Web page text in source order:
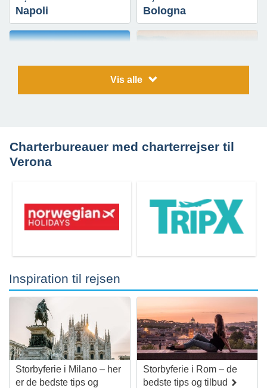
Napoli Bologna
Rejser til
Torino
Vis alle
Charterbureauer med charterrejser til
Verona
Inspiration til rejsen
Storbyferie i Milano – her
er de bedste tips og
Storbyferie i Rom – de
bedste tips og tilbud